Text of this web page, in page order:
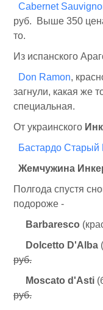
Cabernet
руб. Выше 350
то.
Из испанского
Don Ramon,
загнули, какая же
специальная.
От украинского
Бастардо Старый
Жемчужина
Полгода спустя
подороже -
Barbaresco
Dolcetto D'Alba
руб.
Moscato d'Asti
руб.